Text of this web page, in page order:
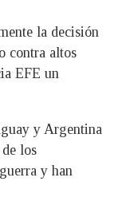
la decisión
contra altos
EFE un
y Argentina
los
y han